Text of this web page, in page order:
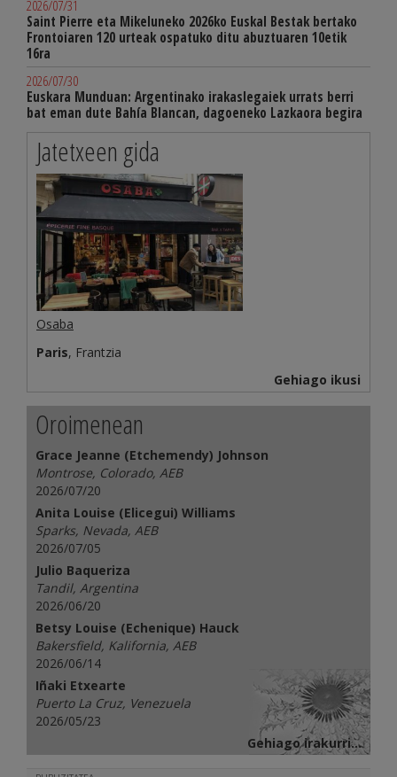
2026/07/31
Saint Pierre eta Mikeluneko 2026ko Euskal Bestak bertako
Frontoiaren 120 urteak ospatuko ditu abuztuaren 10etik
16ra
2026/07/30
Euskara Munduan: Argentinako irakaslegaiek urrats berri
bat eman dute Bahía Blancan, dagoeneko Lazkaora begira
Jatetxeen gida
Osaba
Paris, Frantzia
Gehiago ikusi
Oroimenean
Grace Jeanne (Etchemendy) Johnson
Montrose, Colorado, AEB
2026/07/20
Anita Louise (Elicegui) Williams
Sparks, Nevada, AEB
2026/07/05
Julio Baqueriza
Tandil, Argentina
2026/06/20
Betsy Louise (Echenique) Hauck
Bakersfield, Kalifornia, AEB
2026/06/14
Iñaki Etxearte
Puerto La Cruz, Venezuela
2026/05/23
Gehiago irakurri...